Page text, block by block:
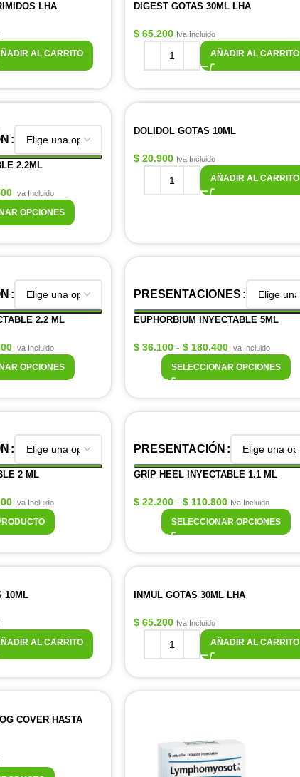
LHA
AL CARRITO
DIGEST GOTAS 30ML LHA
$ 65.200 Iva Incluido
AÑADIR AL CARRITO
2.2ML
Iva Incluido
OPCIONES
DOLIDOL GOTAS 10ML
$ 20.900 Iva Incluido
AÑADIR AL CARRITO
2.2 ML
Iva Incluido
OPCIONES
PRESENTACIONES
EUPHORBIUM INYECTABLE 5ML
$ 36.100 - $ 180.400 Iva Incluido
SELECCIONAR OPCIONES
2 ML
Iva Incluido
PRESENTACIÓN
GRIP HEEL INYECTABLE 1.1 ML
$ 22.200 - $ 110.800 Iva Incluido
SELECCIONAR OPCIONES
10ML
AL CARRITO
INMUL GOTAS 30ML LHA
$ 65.200 Iva Incluido
AÑADIR AL CARRITO
COVER HASTA